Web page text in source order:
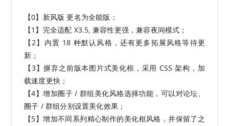
【0】新风版 更名为全能版；
【1】完全适配 X3.5, 兼容性更强，兼容夜间模式；
【2】内置 18 种默认风格，还有更多拓展风格等待更
新；
【3】摒弃之前版本图片式美化框，采用 CSS 架构，加
载速度更快；
【4】增加圈子 / 群组美化风格选择功能，可以对论坛、
圈子 / 群组分别设置美化效果；
【5】增加不同系列精心制作的美化框风格，并保留了之